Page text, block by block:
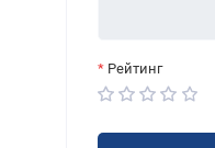
Рейтинг